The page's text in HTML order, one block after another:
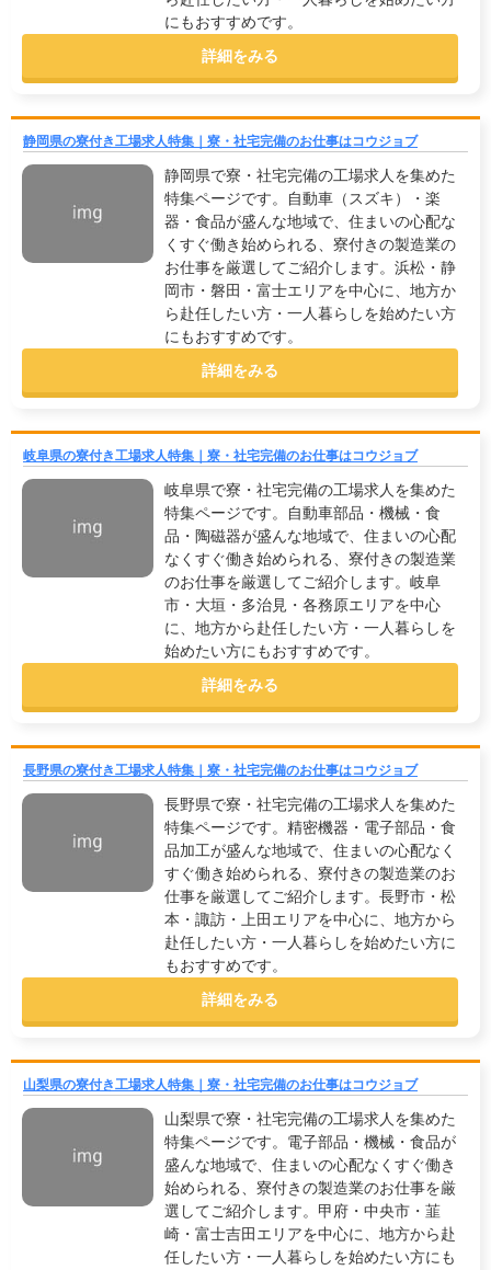
にもおすすめです。
詳細をみる
静岡県の寮付き工場求人特集｜寮・社宅完備のお仕事はコウジョブ
静岡県で寮・社宅完備の工場求人を集めた
特集ページです。自動車（スズキ）・楽
器・食品が盛んな地域で、住まいの心配な
くすぐ働き始められる、寮付きの製造業の
お仕事を厳選してご紹介します。浜松・静
岡市・磐田・富士エリアを中心に、地方か
ら赴任したい方・一人暮らしを始めたい方
にもおすすめです。
詳細をみる
岐阜県の寮付き工場求人特集｜寮・社宅完備のお仕事はコウジョブ
岐阜県で寮・社宅完備の工場求人を集めた
特集ページです。自動車部品・機械・食
品・陶磁器が盛んな地域で、住まいの心配
なくすぐ働き始められる、寮付きの製造業
のお仕事を厳選してご紹介します。岐阜
市・大垣・多治見・各務原エリアを中心
に、地方から赴任したい方・一人暮らしを
始めたい方にもおすすめです。
詳細をみる
長野県の寮付き工場求人特集｜寮・社宅完備のお仕事はコウジョブ
長野県で寮・社宅完備の工場求人を集めた
特集ページです。精密機器・電子部品・食
品加工が盛んな地域で、住まいの心配なく
すぐ働き始められる、寮付きの製造業のお
仕事を厳選してご紹介します。長野市・松
本・諏訪・上田エリアを中心に、地方から
赴任したい方・一人暮らしを始めたい方に
もおすすめです。
詳細をみる
山梨県の寮付き工場求人特集｜寮・社宅完備のお仕事はコウジョブ
山梨県で寮・社宅完備の工場求人を集めた
特集ページです。電子部品・機械・食品が
盛んな地域で、住まいの心配なくすぐ働き
始められる、寮付きの製造業のお仕事を厳
選してご紹介します。甲府・中央市・韮
崎・富士吉田エリアを中心に、地方から赴
任したい方・一人暮らしを始めたい方にも